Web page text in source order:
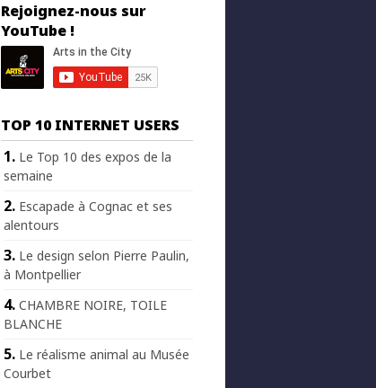
Rejoignez-nous sur
YouTube !
TOP 10 INTERNET USERS
Le Top 10 des expos de la
semaine
Escapade à Cognac et ses
alentours
Le design selon Pierre Paulin,
à Montpellier
CHAMBRE NOIRE, TOILE
BLANCHE
Le réalisme animal au Musée
Courbet